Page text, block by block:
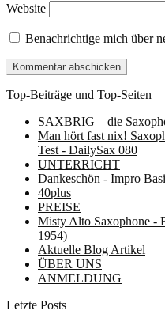
Website
Benachrichtige mich über
Top-Beiträge und Top-Seiten
SAXBRIG – die
Man hört fast nix!
Test - DailySax 080
UNTERRICHT
Dankeschön - Impro
40plus
PREISE
Misty Alto Saxophone -
1954)
Aktuelle Blog Artikel
ÜBER UNS
ANMELDUNG
Letzte Posts